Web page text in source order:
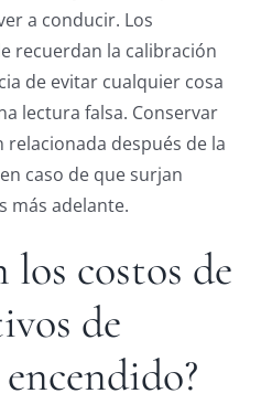
a conducir. Los
recuerdan la calibración
de evitar cualquier cosa
lectura falsa. Conservar
después de la
caso de que surjan
más adelante.
los costos de
de